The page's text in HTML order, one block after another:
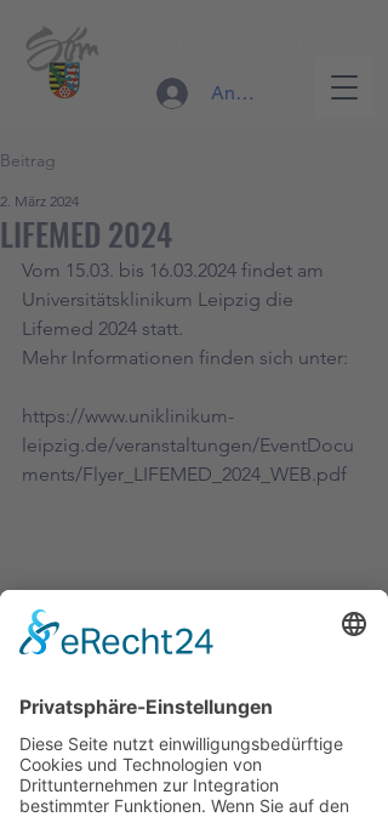
Anmelden
Beitrag
LIFEMED 2024
2. März 2024
Vom 15.03. bis 16.03.2024 findet am
Universitätsklinikum Leipzig die
Lifemed 2024 statt.
Mehr Informationen finden sich unter:
https://www.uniklinikum-
leipzig.de/veranstaltungen/EventDocu
ments/Flyer_LIFEMED_2024_WEB.pdf